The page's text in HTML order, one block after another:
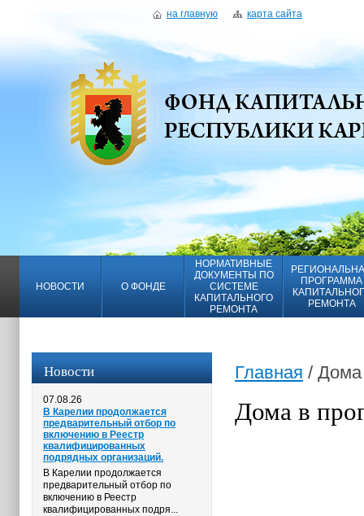
на главную карта сайта
НОВОСТИ О ФОНДЕ
НОРМАТИВНЫЕ
ДОКУМЕНТЫ ПО
СИСТЕМЕ
КАПИТАЛЬНОГО
РЕМОНТА
ПРОГРАММА
РЕМОНТА
Новости
07.08.26
В Карелии продолжается
предварительный отбор по
включению в Реестр
квалифицированных
подрядных организаций.
В Карелии продолжается
предварительный отбор по
включению в Реестр
квалифицированных подря...
Главная / Дома
Дома в